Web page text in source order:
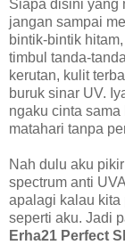
Siapa disini yang
jangan sampai
bintik-bintik
timbul tanda-
kerutan, kulit
buruk sinar UV.
ngaku cinta
matahari tanpa
Nah dulu aku
spectrum anti
apalagi kalau kita
seperti aku. Jadi
Erha21 Perfect